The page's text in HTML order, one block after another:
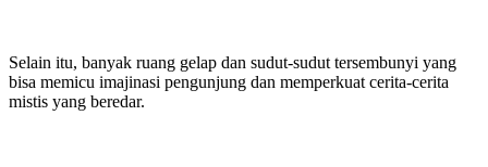
Selain itu, banyak ruang gelap dan sudut-sudut tersembunyi yang
bisa memicu imajinasi pengunjung dan memperkuat cerita-cerita
mistis yang beredar.